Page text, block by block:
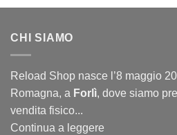
CHI SIAMO
Reload Shop nasce l’8 maggio
Romagna, a Forlì, dove siamo
vendita fisico...
Continua a leggere